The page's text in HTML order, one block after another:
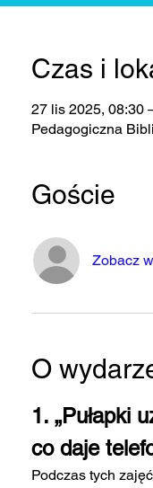
Czas i
27 lis 2025, 08:30
Pedagogiczna
Goście
Zobacz
O
1. „Pułapki
co daje
Podczas tych